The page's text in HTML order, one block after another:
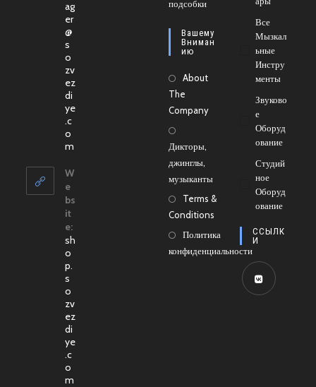
ag
er
@
s
o
zv
ez
di
ye
.c
o
m
вашем
W
e
bs
it
e:
sh
o
p.
s
o
zv
ez
di
ye
.c
o
m
подсобки
Вашему
Вниман
Ию
About
The
Company
Дикторы,
джинглы,
музыканты
Terms &
Conditions
Политика
конфиденциальности
Все
Мызкал
Ьные
Инстру
Менты
Звуково
Е
Оборуд
Ование
Студий
Ное
Оборуд
Ование
ССЫЛК
И